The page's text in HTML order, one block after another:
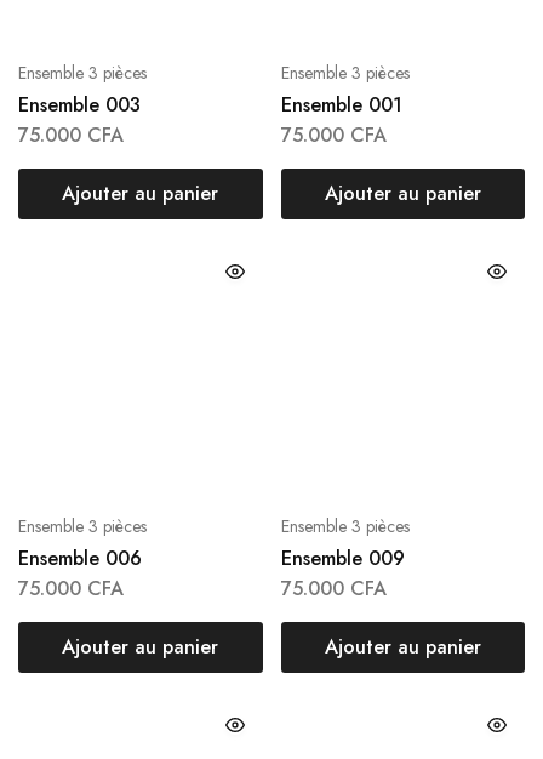
Ensemble 3 pièces
Ensemble 003
75.000 CFA
Ajouter au panier
Ensemble 3 pièces
Ensemble 001
75.000 CFA
Ajouter au panier
Ensemble 3 pièces
Ensemble 006
75.000 CFA
Ajouter au panier
Ensemble 3 pièces
Ensemble 009
75.000 CFA
Ajouter au panier